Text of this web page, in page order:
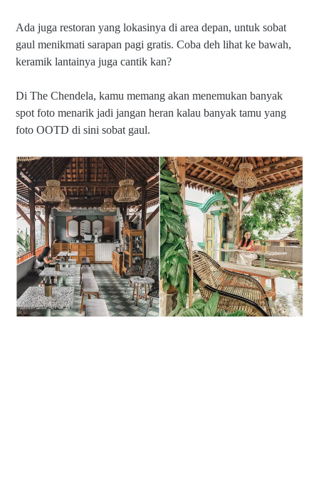
Ada juga restoran yang lokasinya di area depan, untuk sobat
gaul menikmati sarapan pagi gratis. Coba deh lihat ke bawah,
keramik lantainya juga cantik kan?
Di The Chendela, kamu memang akan menemukan banyak
spot foto menarik jadi jangan heran kalau banyak tamu yang
foto OOTD di sini sobat gaul.